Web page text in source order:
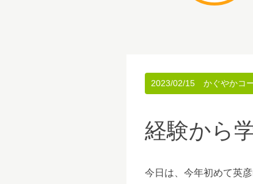
2023/02/15 かぐやかコ
経験から
今日は、今年初めて英